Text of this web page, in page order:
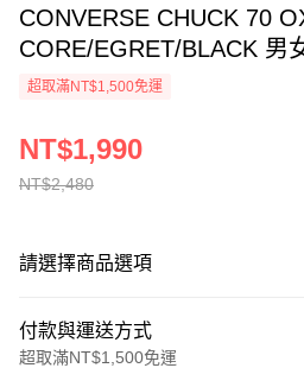
CONVERSE CHUCK 70
CORE/EGRET/BLACK 男
超取滿NT$1,500免運
NT$2,480
NT$1,990
請選擇商品選項
付款與運送方式
超取滿NT$1,500免運